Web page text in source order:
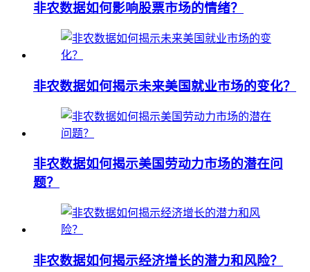
非农数据如何影响股票市场的情绪？
非农数据如何揭示未来美国就业市场的变化？
非农数据如何揭示美国劳动力市场的潜在问
题？
非农数据如何揭示经济增长的潜力和风险？